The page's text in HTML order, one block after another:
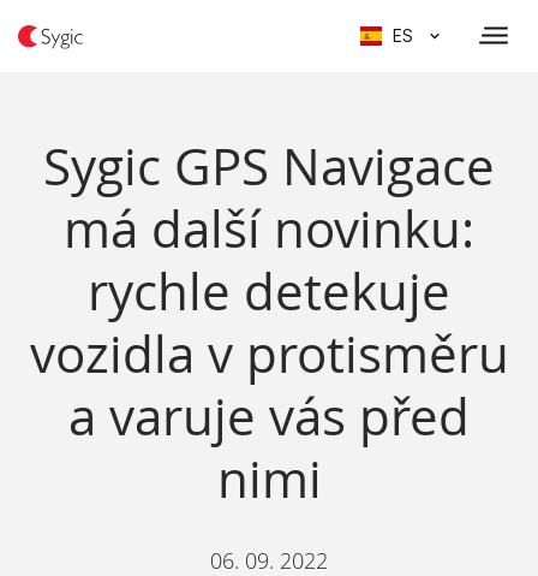
ES
Sygic GPS Navigace
má další novinku:
rychle detekuje
vozidla v protisměru
a varuje vás před
nimi
06. 09. 2022